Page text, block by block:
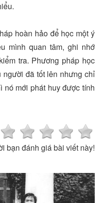
hoàn hảo để học một ý
mình quan tâm, ghi nhớ
tra. Phương pháp học
người đã tốt lên nhưng chỉ
nó mới phát huy được tính
bạn đánh giá bài viết này!